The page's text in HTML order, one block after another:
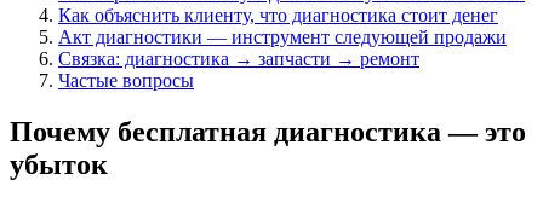
Как объяснить клиенту, что диагностика стоит денег
Акт диагностики — инструмент следующей продажи
Связка: диагностика → запчасти → ремонт
Частые вопросы
Почему бесплатная диагностика — это
убыток